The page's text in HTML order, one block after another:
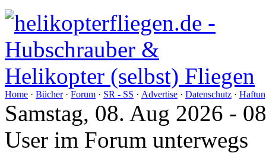
Home · Bücher· Forum · SR - SS · Advertise · Datenschutz ·
Samstag, 08. Aug 2026 -
User im Forum unterwegs